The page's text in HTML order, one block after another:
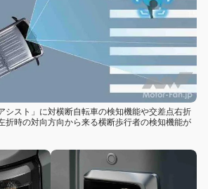
シスト」に対横断自転車の検知機能や交差点右折
折時の対向方向から来る横断歩行者の検知機能が